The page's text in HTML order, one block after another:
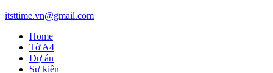
itsttime.vn@gmail.com
Home
Tờ A4
Dự án
Sự kiện